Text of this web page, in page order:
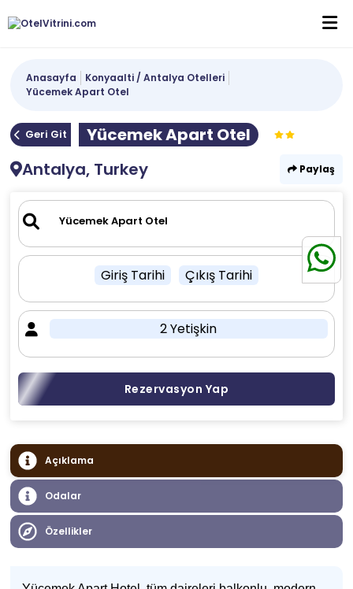
Anasayfa
Konyaalti / Antalya Otelleri
Yücemek Apart Otel
Geri Git
Yücemek Apart Otel
Antalya, Turkey
Paylaş
Giriş Tarihi Çıkış Tarihi
2 Yetişkin
Rezervasyon Yap
Açıklama
Odalar
Özellikler